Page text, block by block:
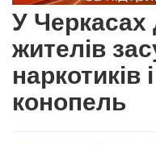
У Черкасах
жителів
наркотиків
конопель